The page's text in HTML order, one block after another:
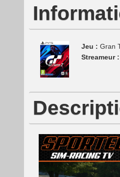
Jeu : Gran
Streameur :